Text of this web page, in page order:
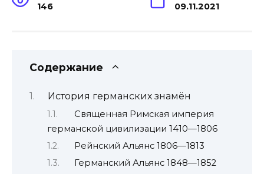
146 09.11.2021
Содержание
История германских знамён
Священная Римская империя
германской цивилизации 1410—1806
Рейнский Альянс 1806—1813
Германский Альянс 1848—1852